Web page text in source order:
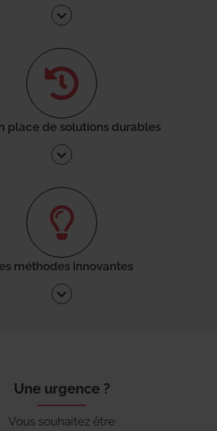
place de solutions durables
méthodes innovantes
Une urgence ?
Vous souhaitez être